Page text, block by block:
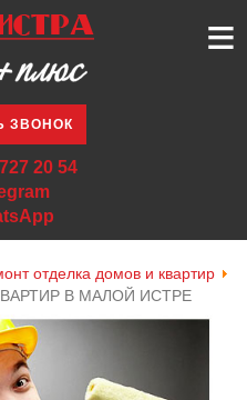
≡
ЗВОНОК
20 54
отделка домов и квартир
В МАЛОЙ ИСТРЕ